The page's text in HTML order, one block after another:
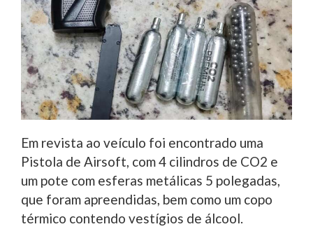
Em revista ao veículo foi encontrado uma
Pistola de Airsoft, com 4 cilindros de CO2 e
um pote com esferas metálicas 5 polegadas,
que foram apreendidas, bem como um copo
térmico contendo vestígios de álcool.